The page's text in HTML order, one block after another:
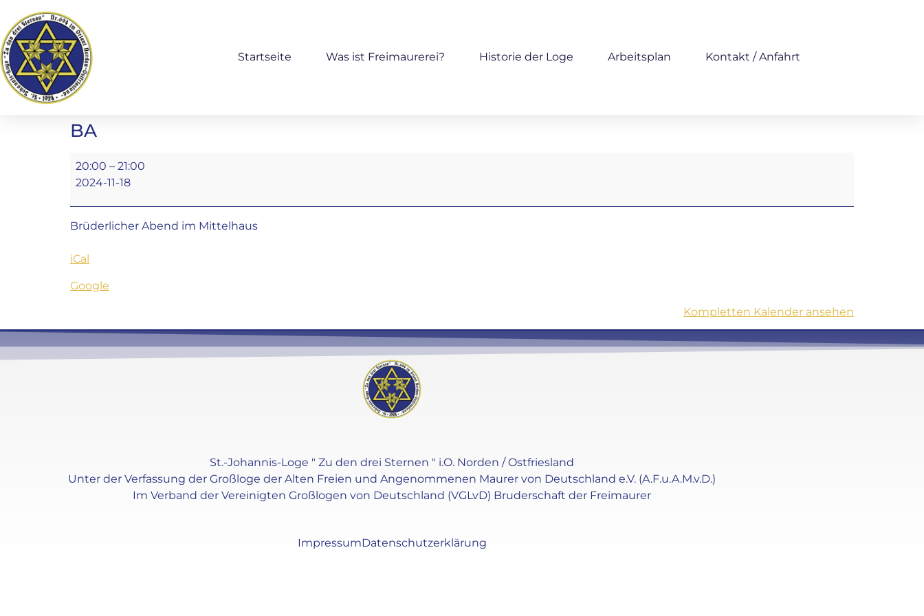
Startseite Was ist Freimaurerei? Historie der Loge Arbeitsplan Kontakt / Anfahrt
BA
20:00 – 21:00
2024-11-18
Brüderlicher Abend im Mittelhaus
iCal
Google
Kompletten Kalender ansehen
St.-Johannis-Loge " Zu den drei Sternen " i.O. Norden / Ostfriesland
Unter der Verfassung der Großloge der Alten Freien und Angenommenen Maurer von Deutschland e.V. (A.F.u.A.M.v.D.)
Im Verband der Vereinigten Großlogen von Deutschland (VGLvD) Bruderschaft der Freimaurer
ImpressumDatenschutzerklärung